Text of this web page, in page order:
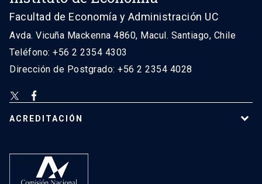
Facultad de Economía y Administración UC
Avda. Vicuña Mackenna 4860, Macul. Santiago, Chile
Teléfono: +56 2 2354 4303
Dirección de Postgrado: +56 2 2354 4028
ACREDITACIÓN